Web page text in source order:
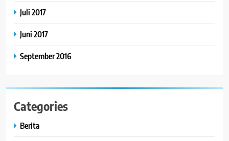
Juli 2017
Juni 2017
September 2016
Categories
Berita